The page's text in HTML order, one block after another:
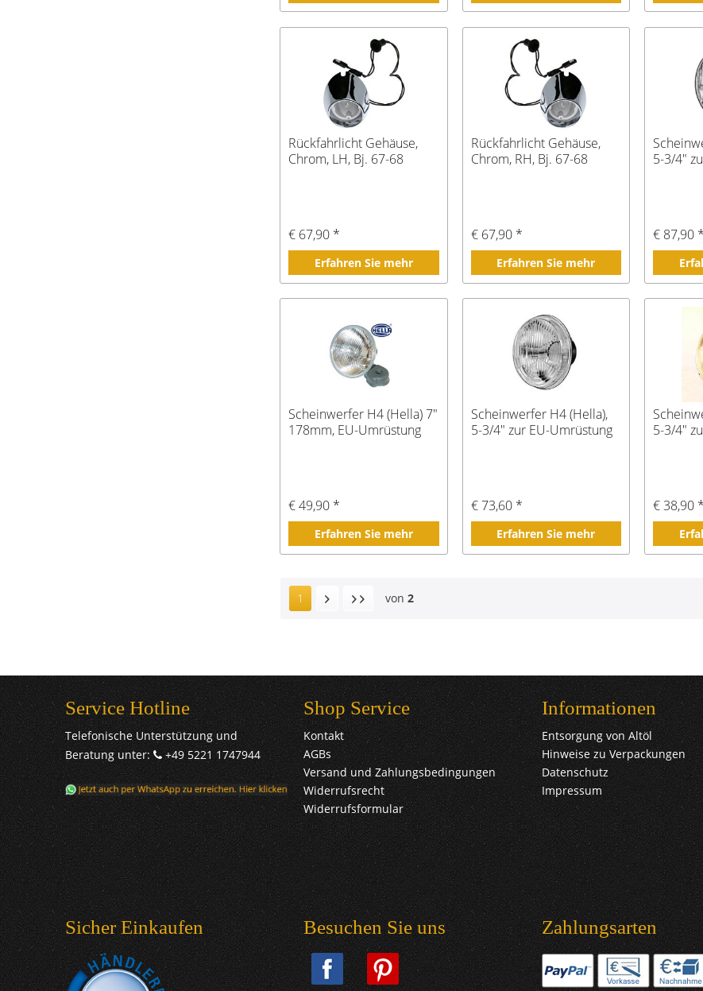
Rückfahrlicht Gehäuse,
Chrom, LH, Bj. 67-68
€ 67,90 *
Erfahren Sie mehr
Rückfahrlicht Gehäuse,
Chrom, RH, Bj. 67-68
€ 67,90 *
Erfahren Sie mehr
5-3/4"
€ 87,90 *
Scheinwerfer H4 (Hella) 7"
178mm, EU-Umrüstung
€ 49,90 *
Erfahren Sie mehr
Scheinwerfer H4 (Hella),
5-3/4" zur EU-Umrüstung
€ 73,60 *
Erfahren Sie mehr
5-3/4"
€ 38,90 *
1 von 2
Service Hotline
Telefonische Unterstützung und
Beratung unter:
+49 5221 1747944
Shop Service
Kontakt
AGBs
Versand und Zahlungsbedingungen
Widerrufsrecht
Widerrufsformular
Informationen
Entsorgung von Altöl
Hinweise zu Verpackungen
Datenschutz
Impressum
Sicher Einkaufen Besuchen Sie uns Zahlungsarten